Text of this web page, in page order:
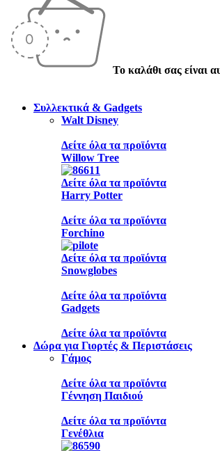
Το καλάθι σας είναι
Συλλεκτικά & Gadgets
Walt Disney
Δείτε όλα τα προϊόντα
Willow Tree
Δείτε όλα τα προϊόντα
Harry Potter
Δείτε όλα τα προϊόντα
Forchino
Δείτε όλα τα προϊόντα
Snowglobes
Δείτε όλα τα προϊόντα
Gadgets
Δείτε όλα τα προϊόντα
Δώρα για Γιορτές & Περιστάσεις
Γάμος
Δείτε όλα τα προϊόντα
Γέννηση Παιδιού
Δείτε όλα τα προϊόντα
Γενέθλια